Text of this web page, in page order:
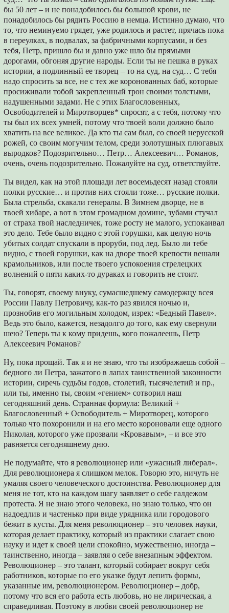
бы 50 лет – и не понадобилось бы большой крови, не
понадобилось бы рядить Россию в немца. Истинно думаю, что
то, что неминуемо грядет, уже родилось и растет, прячась пока
в переулках, в подвалах, за фабричными корпусами, и без
тебя, Петр, пришло бы и давно уже шло бы прямыми
дорогами, обгоняя другие народы. Если ты не пешка в руках
истории, а подлинный ее творец – то на суд, на суд… С тебя
надо спросить за все, не с тех же коронованных баб, которые
просиживали тобой закрепленный трон своими толстыми,
надушенными задами. Не с этих Благословенных,
Освободителей и Миротворцев* спросят, а с тебя, потому что
ты был их всех умней, потому что твоей воли должно было
хватить на все великое. Да кто ты сам был, со своей нерусской
рожей, со своим могучим телом, среди золотушных плюгавых
выродков? Подозрительно… Петр… Алексеевич… Романов,
очень, очень подозрительно. Пожалуйте на суд, ответствуйте.
Ты видел, как на этой площади лет восемьдесят назад стояли
полки русские… и против них стояли тоже… русские полки.
Была стрельба, скакали генералы. В Зимнем дворце, не в
твоей хибаре, а вот в этом громадном домине, зубами стучал
от страха твой наследничек, тоже росту не малого, успокаивал
это дело. Тебе было видно с этой горушки, как целую ночь
убитых солдат спускали в проруби, под лед. Было ли тебе
видно, с твоей горушки, как на дворе твоей крепости вешали
крамольников, или после твоего успокоения стрелецких
волнений о пяти каких-то дураках и говорить не стоит.
Ты, говорят, своему внуку, сумасшедшему самодержцу всея
России Павлу Петровичу, как-то раз явился ночью и,
прознобив его могильным холодом, изрек: «Бедный Павел».
Ведь это было, кажется, незадолго до того, как ему свернули
шею? Теперь ты к кому придешь, кого пожалеешь, Петр
Алексеевич Романов?
Ну, пока прощай. Так я и не знаю, что ты изображаешь собой –
бедного ли Петра, зажатого в лапах таинственной законности
истории, сиречь судьбы годов, столетий, тысячелетий и пр.,
или ты, именно ты, своим «гением» сотворил наш
сегодняшний день. Странная формула: Великий +
Благословенный + Освободитель + Миротворец, которого
только что похоронили и на его место короновали еще одного
Николая, которого уже прозвали «Кровавым», – и все это
равняется сегодняшнему дню.
Не подумайте, что я революционер или «ужасный либерал».
Для революционера я слишком мелок. Говорю это, ничуть не
умаляя своего человеческого достоинства. Революционер для
меня не тот, кто на каждом шагу заявляет о себе галдежом
протеста. Я не знаю этого человека, но знаю только, что он
надоедлив и частенько при виде урядника или городового
бежит в кусты. Для меня революционер – это человек науки,
которая делает практику, который из практики слагает свою
науку и идет к своей цели спокойно, мужественно, иногда –
таинственно, иногда – заявляя о себе внезапным эффектом.
Революционер – это талант, который собирает вокруг себя
работников, которые по его указке будут лепить формы,
указанные им, революционером. Революционер – добр,
потому что вся его работа есть любовь, но не лирическая, а
справедливая. Поэтому в любви своей революционер не